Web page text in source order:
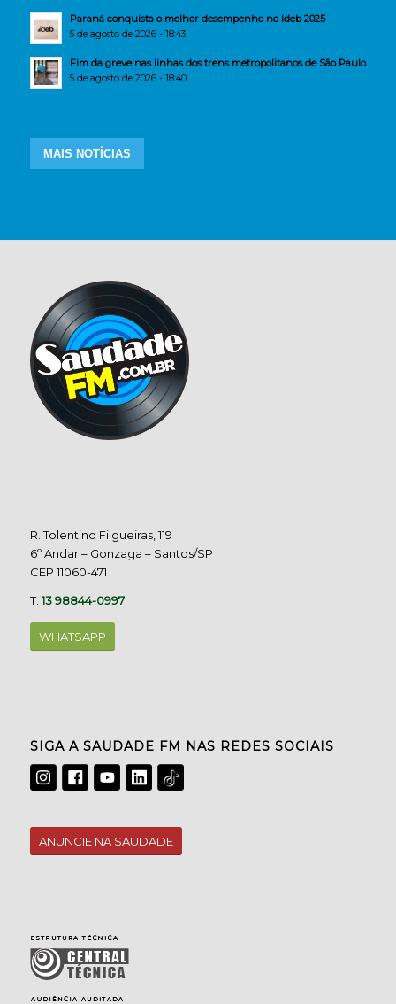
Paraná conquista o melhor desempenho no Ideb 2025
5 de agosto de 2026 - 18:43
Fim da greve nas linhas dos trens metropolitanos de São Paulo
5 de agosto de 2026 - 18:40
MAIS NOTÍCIAS
R. Tolentino Filgueiras, 119
6º Andar – Gonzaga – Santos/SP
CEP 11060-471
T.13 98844-0997
WHATSAPP
SIGA A SAUDADE FM NAS REDES SOCIAIS
ANUNCIE NA SAUDADE